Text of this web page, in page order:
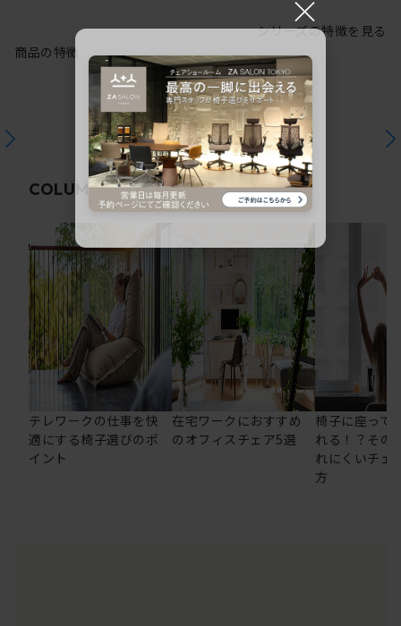
商品の特徴
シリーズの特徴を見る
COLUMN関連コラム
テレワークの仕事を快
適にする椅子選びのポ
イント
在宅ワークにおすすめ
のオフィスチェア5選
椅子に座って
れる！？その
れにくいチェ
方